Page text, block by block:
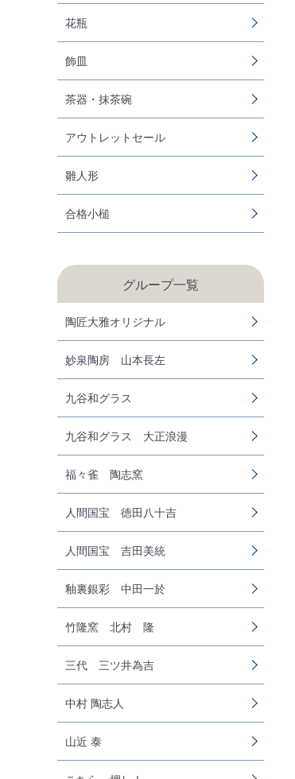
花瓶
飾皿
茶器・抹茶碗
アウトレットセール
雛人形
合格小槌
グループ一覧
陶匠大雅オリジナル
妙泉陶房 山本長左
九谷和グラス
九谷和グラス 大正浪漫
福々雀 陶志窯
人間国宝 徳田八十吉
人間国宝 吉田美統
釉裏銀彩 中田一於
竹隆窯 北村 隆
三代 三ツ井為吉
中村 陶志人
山近 泰